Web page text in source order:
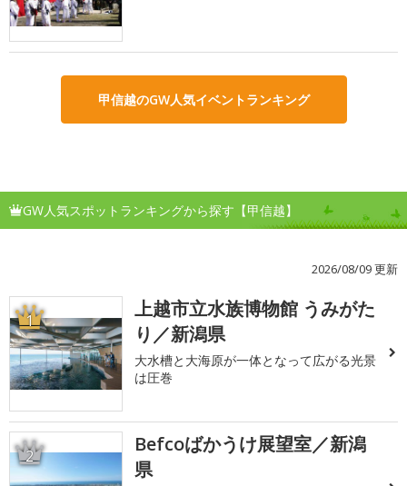
甲信越のGW人気イベントランキング
GW人気スポットランキングから探す【甲信越】
2026/08/09 更新
1
上越市立水族博物館 うみがた
り／新潟県
大水槽と大海原が一体となって広がる光景
は圧巻
2
Befcoばかうけ展望室／新潟
県